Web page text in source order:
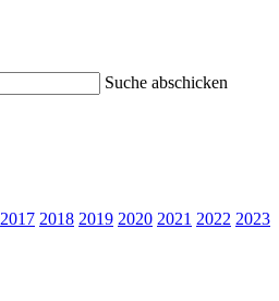
Suche abschicken
2017 2018 2019 2020 2021 2022 2023